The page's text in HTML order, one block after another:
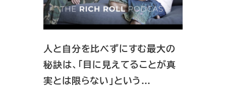
人と自分を比べずにすむ最大の
秘訣は、「目に見えてることが真
実とは限らない」という…